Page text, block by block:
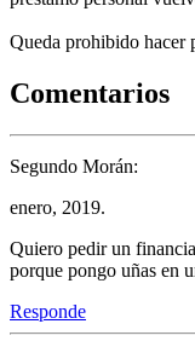
Queda prohibido hacer
Comentarios
Segundo Morán:
enero, 2019.
Quiero pedir un
porque pongo uñas en
Responde